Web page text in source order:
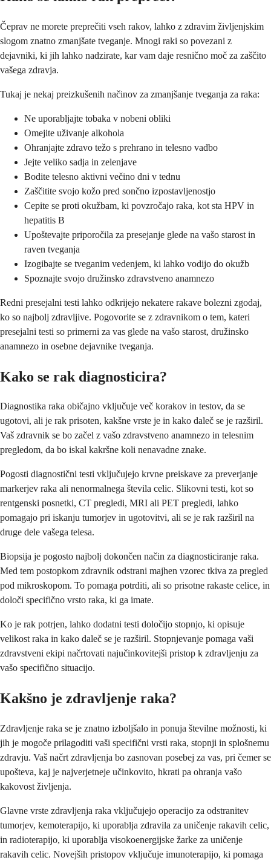
Čeprav ne morete preprečiti vseh rakov, lahko z zdravim življenjskim
slogom znatno zmanjšate tveganje. Mnogi raki so povezani z
dejavniki, ki jih lahko nadzirate, kar vam daje resnično moč za zaščito
vašega zdravja.
Tukaj je nekaj preizkušenih načinov za zmanjšanje tveganja za raka:
Ne uporabljajte tobaka v nobeni obliki
Omejite uživanje alkohola
Ohranjajte zdravo težo s prehrano in telesno vadbo
Jejte veliko sadja in zelenjave
Bodite telesno aktivni večino dni v tednu
Zaščitite svojo kožo pred sončno izpostavljenostjo
Cepite se proti okužbam, ki povzročajo raka, kot sta HPV in
hepatitis B
Upoštevajte priporočila za presejanje glede na vašo starost in
raven tveganja
Izogibajte se tveganim vedenjem, ki lahko vodijo do okužb
Spoznajte svojo družinsko zdravstveno anamnezo
Redni presejalni testi lahko odkrijejo nekatere rakave bolezni zgodaj,
ko so najbolj zdravljive. Pogovorite se z zdravnikom o tem, kateri
presejalni testi so primerni za vas glede na vašo starost, družinsko
anamnezo in osebne dejavnike tveganja.
Kako se rak diagnosticira?
Diagnostika raka običajno vključuje več korakov in testov, da se
ugotovi, ali je rak prisoten, kakšne vrste je in kako daleč se je razširil.
Vaš zdravnik se bo začel z vašo zdravstveno anamnezo in telesnim
pregledom, da bo iskal kakršne koli nenavadne znake.
Pogosti diagnostični testi vključujejo krvne preiskave za preverjanje
markerjev raka ali nenormalnega števila celic. Slikovni testi, kot so
rentgenski posnetki, CT pregledi, MRI ali PET pregledi, lahko
pomagajo pri iskanju tumorjev in ugotovitvi, ali se je rak razširil na
druge dele vašega telesa.
Biopsija je pogosto najbolj dokončen način za diagnosticiranje raka.
Med tem postopkom zdravnik odstrani majhen vzorec tkiva za pregled
pod mikroskopom. To pomaga potrditi, ali so prisotne rakaste celice, in
določi specifično vrsto raka, ki ga imate.
Ko je rak potrjen, lahko dodatni testi določijo stopnjo, ki opisuje
velikost raka in kako daleč se je razširil. Stopnjevanje pomaga vaši
zdravstveni ekipi načrtovati najučinkovitejši pristop k zdravljenju za
vašo specifično situacijo.
Kakšno je zdravljenje raka?
Zdravljenje raka se je znatno izboljšalo in ponuja številne možnosti, ki
jih je mogoče prilagoditi vaši specifični vrsti raka, stopnji in splošnemu
zdravju. Vaš načrt zdravljenja bo zasnovan posebej za vas, pri čemer se
upošteva, kaj je najverjetneje učinkovito, hkrati pa ohranja vašo
kakovost življenja.
Glavne vrste zdravljenja raka vključujejo operacijo za odstranitev
tumorjev, kemoterapijo, ki uporablja zdravila za uničenje rakavih celic,
in radioterapijo, ki uporablja visokoenergijske žarke za uničenje
rakavih celic. Novejših pristopov vključuje imunoterapijo, ki pomaga